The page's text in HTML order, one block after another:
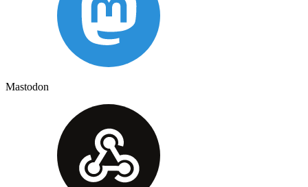
Mastodon